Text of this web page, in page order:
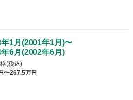
1月 (2001年1月 )〜
6月 (2002年6月 )
(税込)
〜267.5万円